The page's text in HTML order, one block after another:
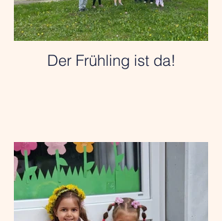
Der Frühling ist da!